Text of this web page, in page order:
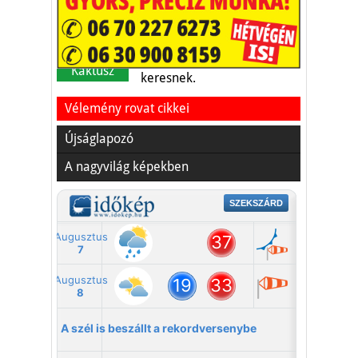
Kaktusz
A nyaralás extrém
helyzeteket teremt, nagyon
sokan kalandot, kihívást
keresnek.
Vélemény rovat cikkei
Újságlapozó
A nagyvilág képekben